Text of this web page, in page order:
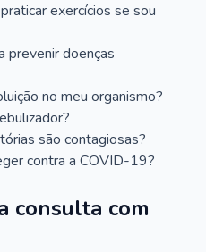
exercícios se sou
prevenir doenças
no meu organismo?
são contagiosas?
contra a COVID-19?
consulta com